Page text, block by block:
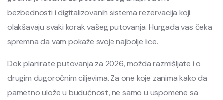
bezbednosti i digitalizovanih sistema rezervacija koji
olakšavaju svaki korak vašeg putovanja. Hurgada vas čeka
spremna da vam pokaže svoje najbolje lice.
Dok planirate putovanja za 2026, možda razmišljate i o
drugim dugoročnim ciljevima. Za one koje zanima kako da
pametno ulože u budućnost, ne samo u uspomene sa